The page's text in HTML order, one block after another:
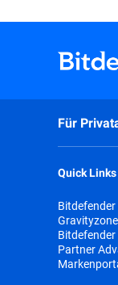
Für
Quick Links
Partner